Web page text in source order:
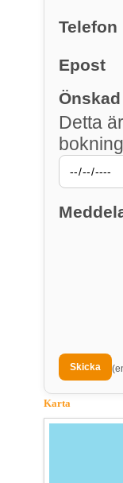
Telefon
Epost
Detta
Karta